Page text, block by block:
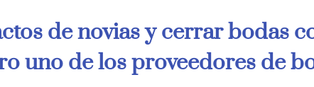
de novias y cerrar bodas
uno de los proveedores de